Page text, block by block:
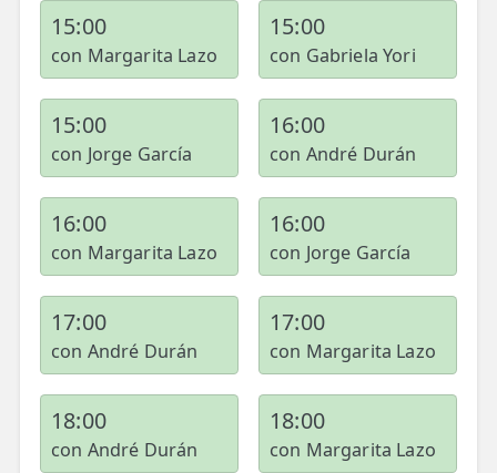
15:00
con Margarita Lazo
15:00
con Gabriela Yori
15:00
con Jorge García
16:00
con André Durán
16:00
con Margarita Lazo
16:00
con Jorge García
17:00
con André Durán
17:00
con Margarita Lazo
18:00
con André Durán
18:00
con Margarita Lazo